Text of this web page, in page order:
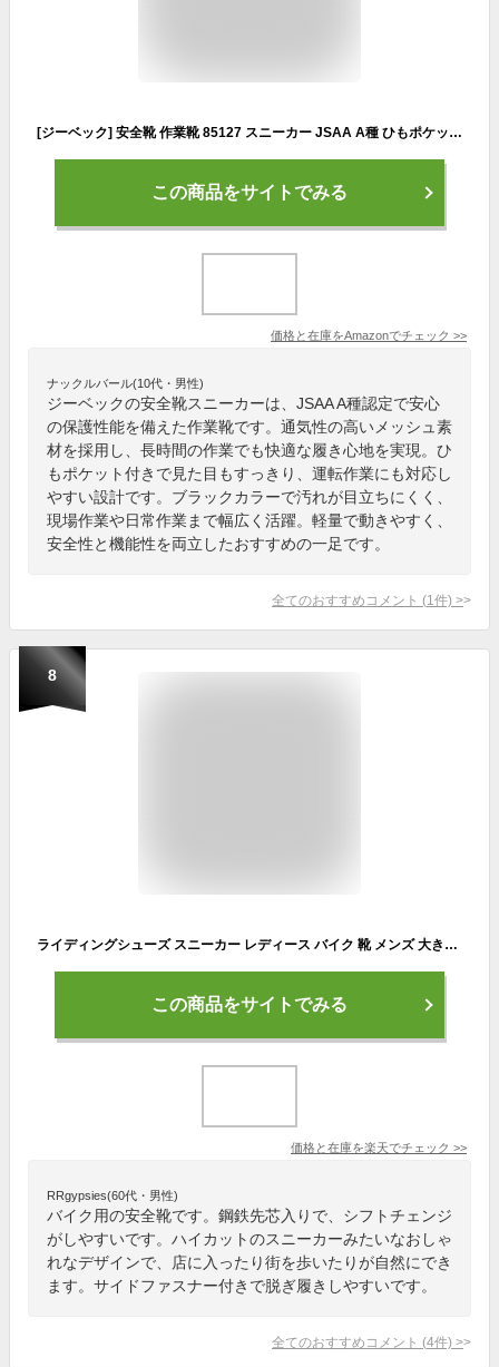
[ジーベック] 安全靴 作業靴 85127 スニーカー JSAA A種 ひもポケット メッシュ 運転しやすい ブラック 24.0cm
この商品をサイトでみる
価格と在庫をAmazonでチェック >>
ナックルバール(10代・男性)
ジーベックの安全靴スニーカーは、JSAA A種認定で安心
の保護性能を備えた作業靴です。通気性の高いメッシュ素
材を採用し、長時間の作業でも快適な履き心地を実現。ひ
もポケット付きで見た目もすっきり、運転作業にも対応し
やすい設計です。ブラックカラーで汚れが目立ちにくく、
現場作業や日常作業まで幅広く活躍。軽量で動きやすく、
安全性と機能性を両立したおすすめの一足です。
全てのおすすめコメント (1 件) >
8
ライディングシューズ スニーカー レディース バイク 靴 メンズ 大きいサイズ スニーカー ホワイト カジュアル 靴 鋼鉄先芯入り 11サイズ/2カラー 男性用 女性用 セイフティシューズ 安全靴 安全スニーカー 作業靴 先芯 耐油 ハイカット おしゃれ かっこいい
この商品をサイトでみる
価格と在庫を楽天でチェック >>
RRgypsies(60代・男性)
バイク用の安全靴です。鋼鉄先芯入りで、シフトチェンジ
がしやすいです。ハイカットのスニーカーみたいなおしゃ
れなデザインで、店に入ったり街を歩いたりが自然にでき
ます。サイドファスナー付きで脱ぎ履きしやすいです。
全てのおすすめコメント (4件) >